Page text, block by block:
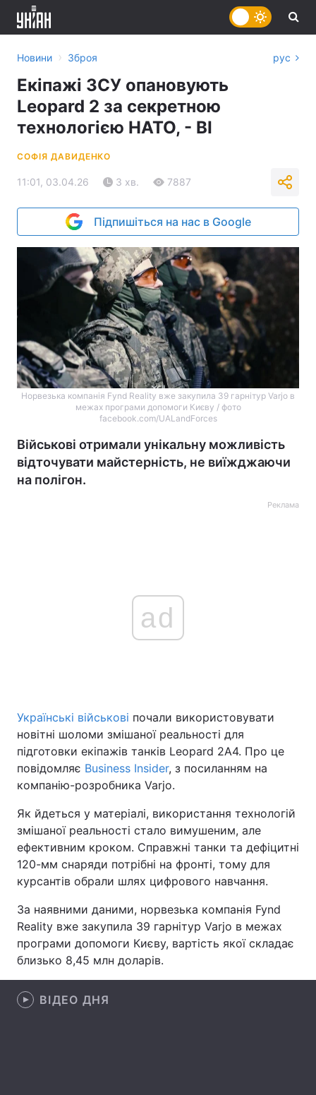
Україна Політика
Економіка Світ
Спорт Наука
Техно і зв'язок Лайт
Зброя Інциденти
Здоров'я Туризм
Цікавинки Погода
Екологія Регіони
Новини › Зброя рус
Екіпажі ЗСУ опановують
Leopard 2 за секретною
технологією НАТО, - ВІ
СОФІЯ ДАВИДЕНКО
11:01, 03.04.26 3 хв. 7887
Підпишіться на нас в Google
Норвезька компанія Fynd Reality вже закупила 39 гарнітур Varjo в
межах програми допомоги Києву / фото
facebook.com/UALandForces
Військові отримали унікальну можливість
відточувати майстерність, не виїжджаючи
на полігон.
Реклама
ad
Українські військові почали використовувати
новітні шоломи змішаної реальності для
підготовки екіпажів танків Leopard 2A4. Про це
повідомляє Business Insider, з посиланням на
компанію-розробника Varjo.
Як йдеться у матеріалі, використання технологій
змішаної реальності стало вимушеним, але
ефективним кроком. Справжні танки та дефіцитні
120-мм снаряди потрібні на фронті, тому для
курсантів обрали шлях цифрового навчання.
За наявними даними, норвезька компанія Fynd
Reality вже закупила 39 гарнітур Varjo в межах
програми допомоги Києву, вартість якої складає
близько 8,45 млн доларів.
ВІДЕО ДНЯ